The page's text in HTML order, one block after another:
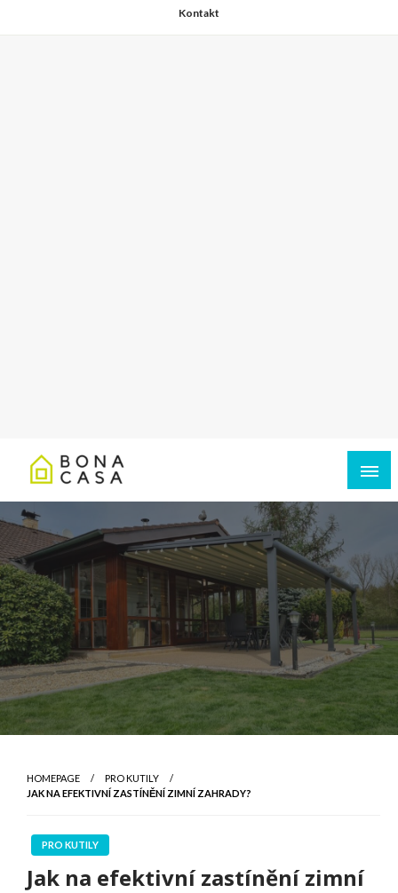
Kontakt
HOMEPAGE
PRO KUTILY
JAK NA EFEKTIVNÍ ZASTÍNĚNÍ ZIMNÍ ZAHRADY?
PRO KUTILY
Jak na efektivní zastínění zimní